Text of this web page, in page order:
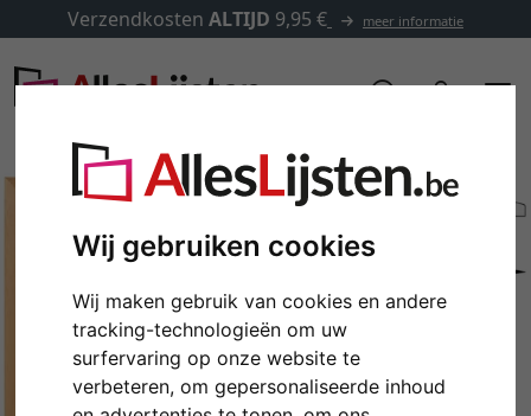
Wij gebruiken cookies
Wij maken gebruik van cookies en andere
tracking-technologieën om uw
surfervaring op onze website te
verbeteren, om gepersonaliseerde inhoud
Verzendkosten ALTIJD 9,95 € meer informatie